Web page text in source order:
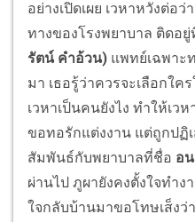
อย่างเปิดเผย เวหาหวังต่อ
ทางของโรงพยาบาล ติดอยู่
รัตน์ คำอ้วน) แพทย์เฉพาะ
มา เธอรู้ว่าควรจะเลือกใ
เวหาเป็นคนยังไง ทำให้เว
ขอทอรักแต่งงาน แต่ถูกปฏิ
สัมพันธ์กับพยาบาลที่ชื่อ อ
ผ่านไป ภูผายังคงตั้งใจทำง
ใจกลับบ้านมาขอโทษเส็งว่